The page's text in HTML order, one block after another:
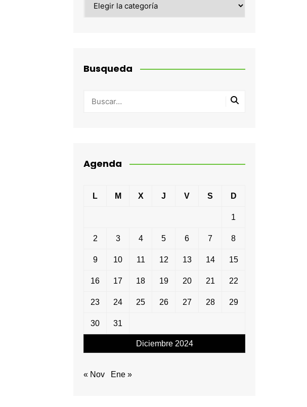
Busqueda
Agenda
Diciembre 2024
L M X J V S D
1
2 3 4 5 6 7 8
9 10 11 12 13 14 15
16 17 18 19 20 21 22
23 24 25 26 27 28 29
30 31
« Nov Ene »